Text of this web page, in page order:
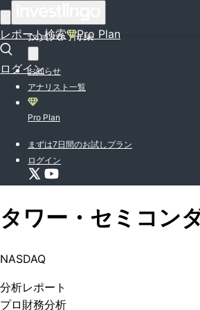
レポート検索 Pro Plan
ログイン
投資入門特集
お知らせ
アナリスト一覧
Pro Plan
まずは7日間のお試しプラン
ログイン
タワー・セミコン
NASDAQ
分析レポート
プロ 財務分析